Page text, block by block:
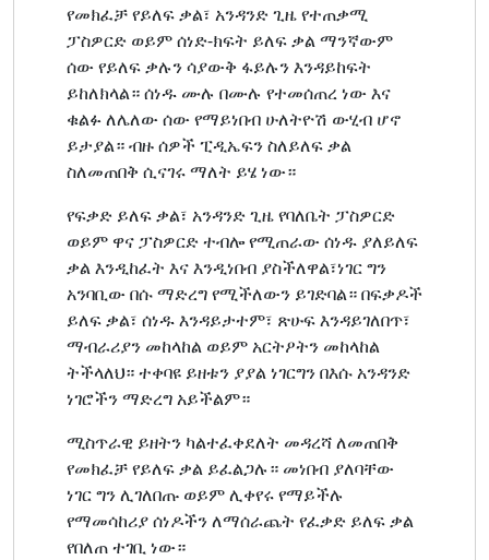
የመክፈቻ የይለፍ ቃል፣ አንዳንድ ጊዜ የተጠቃሚ
ፓስዎርድ ወይም ሰነድ-ክፍት ይለፍ ቃል ማንኛውም
ሰው የይለፍ ቃሉን ሳያውቅ ፋይሉን እንዳይከፍት
ይከለክላል። ሰነዱ ሙሉ በሙሉ የተመሰጠረ ነው እና
ቁልፉ ለሌለው ሰው የማይነበብ ሁለትዮሽ ውሂብ ሆኖ
ይታያል። ብዙ ሰዎች ፒዲኤፍን ስለይለፍ ቃል
ስለመጠበቅ ሲናገሩ ማለት ይሄ ነው።
የፍቃድ ይለፍ ቃል፣ አንዳንድ ጊዜ የባለቤት ፓስዎርድ
ወይም ዋና ፓስዎርድ ተብሎ የሚጠራው ሰነዱ ያለይለፍ
ቃል እንዲከፈት እና እንዲነበብ ያስችለዋል፣ነገር ግን
አንባቢው በሱ ማድረግ የሚችለውን ይገድባል። በፍቃዶች
ይለፍ ቃል፣ ሰነዱ እንዳይታተም፣ ጽሁፍ እንዳይገለበጥ፣
ማብራሪያን መከላከል ወይም አርትዖትን መከላከል
ትችላለህ። ተቀባዩ ይዘቱን ያያል ነገርግን በእሱ አንዳንድ
ነገሮችን ማድረግ አይችልም።
ሚስጥራዊ ይዘትን ካልተፈቀደለት መዳረሻ ለመጠበቅ
የመክፈቻ የይለፍ ቃል ይፈልጋሉ። መነበብ ያለባቸው
ነገር ግን ሊገለበጡ ወይም ሊቀየሩ የማይችሉ
የማመሳከሪያ ሰነዶችን ለማሰራጨት የፈቃድ ይለፍ ቃል
የበለጠ ተገቢ ነው።